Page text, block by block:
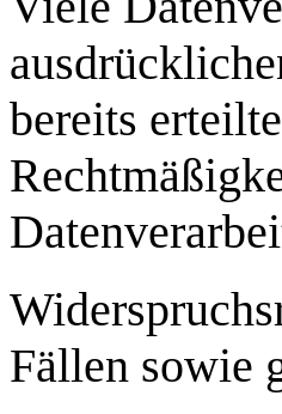
bereits
Fällen sowie